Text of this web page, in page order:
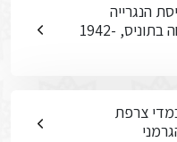
הנגרייה
ששימשה מקלט למשפחה בתוניס, 1942-
צרפת